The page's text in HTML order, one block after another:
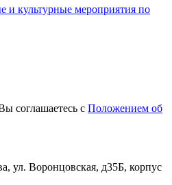
и культурные мероприятия по
соглашаетесь с Положением об
ул. Воронцовская, д35Б, корпус